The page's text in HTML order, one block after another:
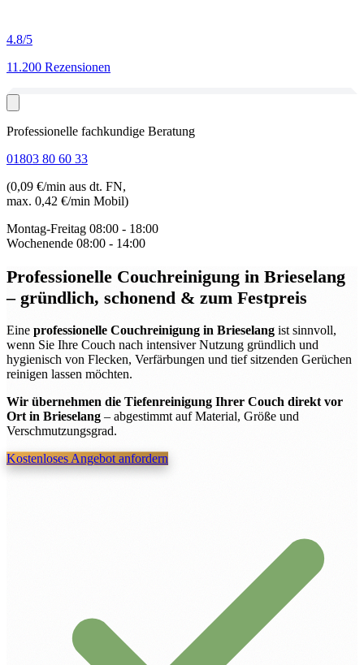
4.8/5
11.200 Rezensionen
Professionelle fachkundige Beratung
01803 80 60 33
(0,09 €/min aus dt. FN,
max. 0,42 €/min Mobil)
Montag-Freitag 08:00 - 18:00
Wochenende 08:00 - 14:00
Professionelle Couchreinigung in Brieselang
– gründlich, schonend & zum Festpreis
Eine professionelle Couchreinigung in Brieselang ist sinnvoll,
wenn Sie Ihre Couch nach intensiver Nutzung gründlich und
hygienisch von Flecken, Verfärbungen und tief sitzenden Gerüchen
reinigen lassen möchten.
Wir übernehmen die Tiefenreinigung Ihrer Couch direkt vor
Ort in Brieselang – abgestimmt auf Material, Größe und
Verschmutzungsgrad.
Kostenloses Angebot anfordern